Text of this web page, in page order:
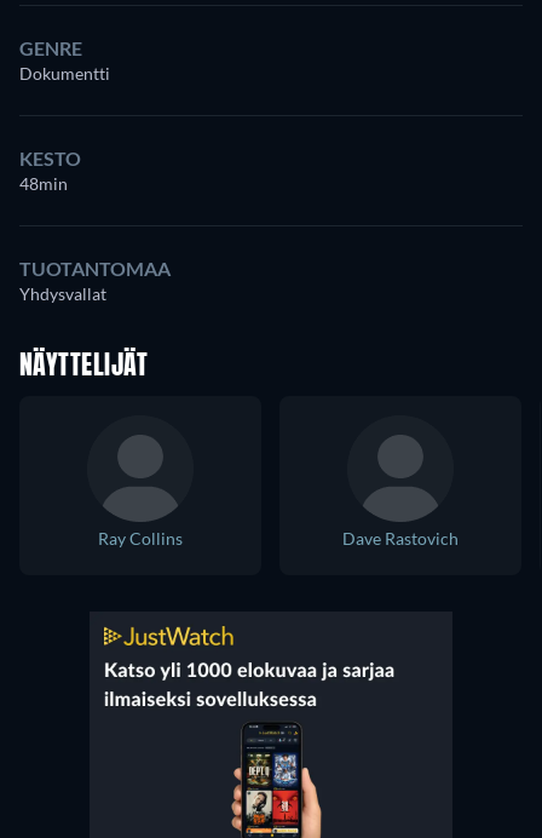
GENRE
Dokumentti
KESTO
48min
TUOTANTOMAA
Yhdysvallat
NÄYTTELIJÄT
Ray Collins Dave Rastovich